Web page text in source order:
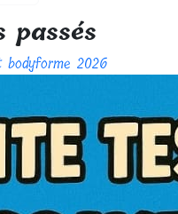
passés
bodyforme 2026